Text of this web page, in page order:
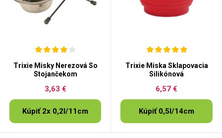
Trixie Misky Nerezová So
Stojančekom
3,63 €
Kúpiť 2x 0,2l/11cm
Trixie Miska Sklapovacia
Silikónová
6,57 €
Kúpiť 0,5l/14cm